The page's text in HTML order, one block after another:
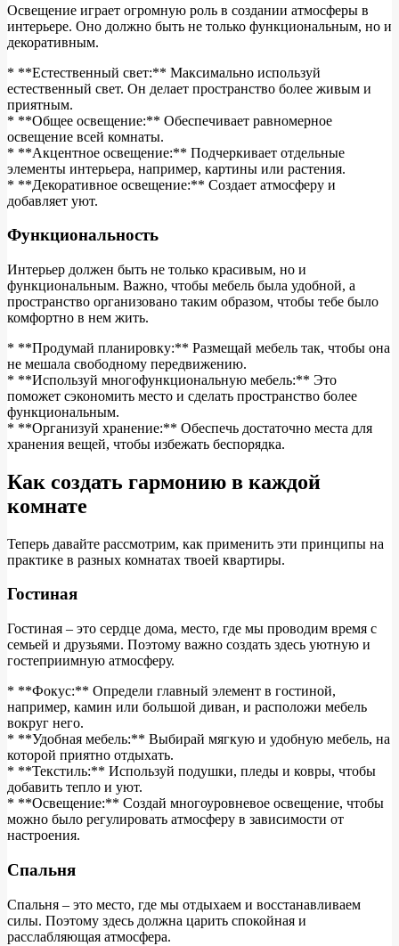
Освещение играет огромную роль в создании атмосферы в
интерьере. Оно должно быть не только функциональным, но и
декоративным.
* **Естественный свет:** Максимально используй
естественный свет. Он делает пространство более живым и
приятным.
* **Общее освещение:** Обеспечивает равномерное
освещение всей комнаты.
* **Акцентное освещение:** Подчеркивает отдельные
элементы интерьера, например, картины или растения.
* **Декоративное освещение:** Создает атмосферу и
добавляет уют.
Функциональность
Интерьер должен быть не только красивым, но и
функциональным. Важно, чтобы мебель была удобной, а
пространство организовано таким образом, чтобы тебе было
комфортно в нем жить.
* **Продумай планировку:** Размещай мебель так, чтобы она
не мешала свободному передвижению.
* **Используй многофункциональную мебель:** Это
поможет сэкономить место и сделать пространство более
функциональным.
* **Организуй хранение:** Обеспечь достаточно места для
хранения вещей, чтобы избежать беспорядка.
Как создать гармонию в каждой
комнате
Теперь давайте рассмотрим, как применить эти принципы на
практике в разных комнатах твоей квартиры.
Гостиная
Гостиная – это сердце дома, место, где мы проводим время с
семьей и друзьями. Поэтому важно создать здесь уютную и
гостеприимную атмосферу.
* **Фокус:** Определи главный элемент в гостиной,
например, камин или большой диван, и расположи мебель
вокруг него.
* **Удобная мебель:** Выбирай мягкую и удобную мебель, на
которой приятно отдыхать.
* **Текстиль:** Используй подушки, пледы и ковры, чтобы
добавить тепло и уют.
* **Освещение:** Создай многоуровневое освещение, чтобы
можно было регулировать атмосферу в зависимости от
настроения.
Спальня
Спальня – это место, где мы отдыхаем и восстанавливаем
силы. Поэтому здесь должна царить спокойная и
расслабляющая атмосфера.